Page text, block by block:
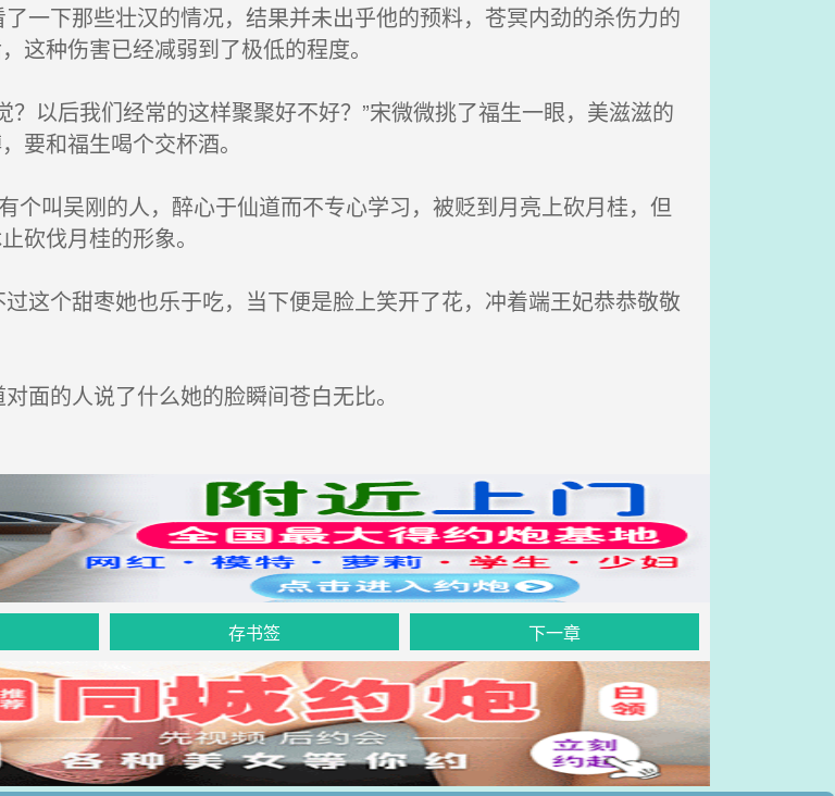
一下那些壮汉的情况，结果并未出乎他的预料，苍冥内劲的杀伤力的
这种伤害已经减弱到了极低的程度。
以后我们经常的这样聚聚好不好？”宋微微挑了福生一眼，美滋滋的
要和福生喝个交杯酒。
叫吴刚的人，醉心于仙道而不专心学习，被贬到月亮上砍月桂，但
砍伐月桂的形象。
这个甜枣她也乐于吃，当下便是脸上笑开了花，冲着端王妃恭恭敬敬
面的人说了什么她的脸瞬间苍白无比。
存书签 下一章